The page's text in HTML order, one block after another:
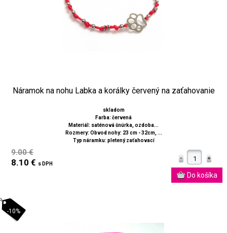
Náramok na nohu Labka a korálky červený na zaťahovanie
skladom
Farba: červená
Materiál: saténová šnúrka, ozdoba...
Rozmery: Obvod nohy: 23 cm - 32cm, ...
Typ náramku: pletený zaťahovací
9.00 €
8.10 € s DPH
-10%